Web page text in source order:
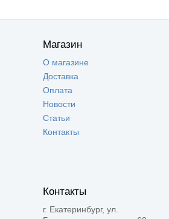
Магазин
О магазине
Доставка
Оплата
Новости
Статьи
Контакты
Контакты
г. Екатеринбург, ул.